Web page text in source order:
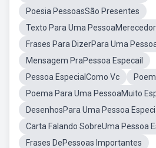
Poesia PessoasSão Presentes
Texto Para Uma
Frases Para DizerPara Uma
Mensagem PraPessoa Especail
Pessoa EspecialComo Vc
Poema Para Uma PessoaMuito
DesenhosPara Uma Pessoa
Carta Falando SobreUma Pessoa
Frases DePessoas Importantes